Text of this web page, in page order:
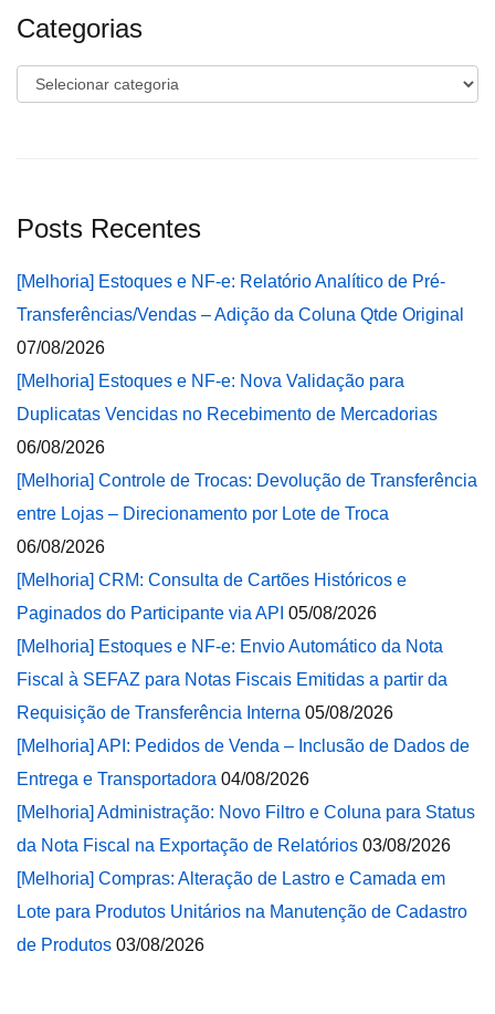
Categorias
Categorias
Posts Recentes
[Melhoria] Estoques e NF-e: Relatório Analítico de Pré-
Transferências/Vendas – Adição da Coluna Qtde Original
07/08/2026
[Melhoria] Estoques e NF-e: Nova Validação para
Duplicatas Vencidas no Recebimento de Mercadorias
06/08/2026
[Melhoria] Controle de Trocas: Devolução de Transferência
entre Lojas – Direcionamento por Lote de Troca
06/08/2026
[Melhoria] CRM: Consulta de Cartões Históricos e
Paginados do Participante via API 05/08/2026
[Melhoria] Estoques e NF-e: Envio Automático da Nota
Fiscal à SEFAZ para Notas Fiscais Emitidas a partir da
Requisição de Transferência Interna 05/08/2026
[Melhoria] API: Pedidos de Venda – Inclusão de Dados de
Entrega e Transportadora 04/08/2026
[Melhoria] Administração: Novo Filtro e Coluna para Status
da Nota Fiscal na Exportação de Relatórios 03/08/2026
[Melhoria] Compras: Alteração de Lastro e Camada em
Lote para Produtos Unitários na Manutenção de Cadastro
de Produtos 03/08/2026